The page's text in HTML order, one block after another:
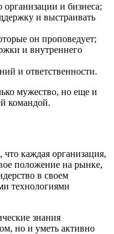
организации и бизнеса;
и выстраивать
он проповедует;
и внутреннего
и ответственности.
мужество, но еще и
командой.
каждая организация,
положение на рынке,
в своем
технологиями
знания
но и уметь активно